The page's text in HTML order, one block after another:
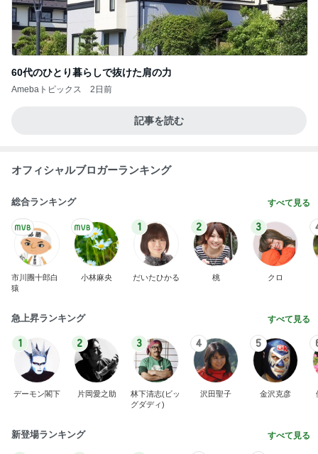
60代のひとり暮らしで抜けた肩の力
Amebaトピックス 2日前
記事を読む
オフィシャルブロガーランキング
総合ランキング すべて見る
市川團十郎白
猿
小林麻央
1
だいたひかる
2
桃
3
クロ
急上昇ランキング すべて見る
1
デーモン閣下
2
片岡愛之助
3
林下清志(ビッ
グダディ)
4
沢田聖子
5
金沢克彦
新登場ランキング すべて見る